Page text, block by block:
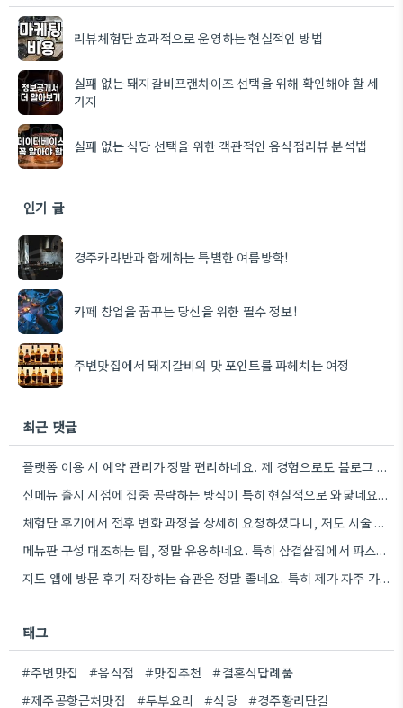
리뷰체험단 효과적으로 운영하는 현실적인 방법
실패 없는 돼지갈비프랜차이즈 선택을 위해 확인해야 할 세
가지
실패 없는 식당 선택을 위한 객관적인 음식점리뷰 분석법
인기 글
경주카라반과 함께하는 특별한 여름방학!
카페 창업을 꿈꾸는 당신을 위한 필수 정보!
주변맛집에서 돼지갈비의 맛 포인트를 파헤치는 여정
최근 댓글
플랫폼 이용 시 예약 관리가 정말 편리하네요. 제 경험으로도 블로그 후기 작성자들이 직접 일정 조율하는…
신메뉴 출시 시점에 집중 공략하는 방식이 특히 현실적으로 와닿네요. 제가 운영하는 곳도 비슷한 고민을 하고…
체험단 후기에서 전후 변화 과정을 상세히 요청하셨다니, 저도 시술 후기를 쓸 때 사진과 함께 어떤…
메뉴판 구성 대조하는 팁, 정말 유용하네요. 특히 삼겹살집에서 파스타 리뷰가 많다는 점이 흥미로웠어요.
지도 앱에 방문 후기 저장하는 습관은 정말 좋네요. 특히 제가 자주 가는 곳들은 미리 메모해두면,…
태그
#주변맛집 #음식점 #맛집추천
#결혼식답례품
#제주공항근처맛집
#두부요리 #식당 #경주황리단길